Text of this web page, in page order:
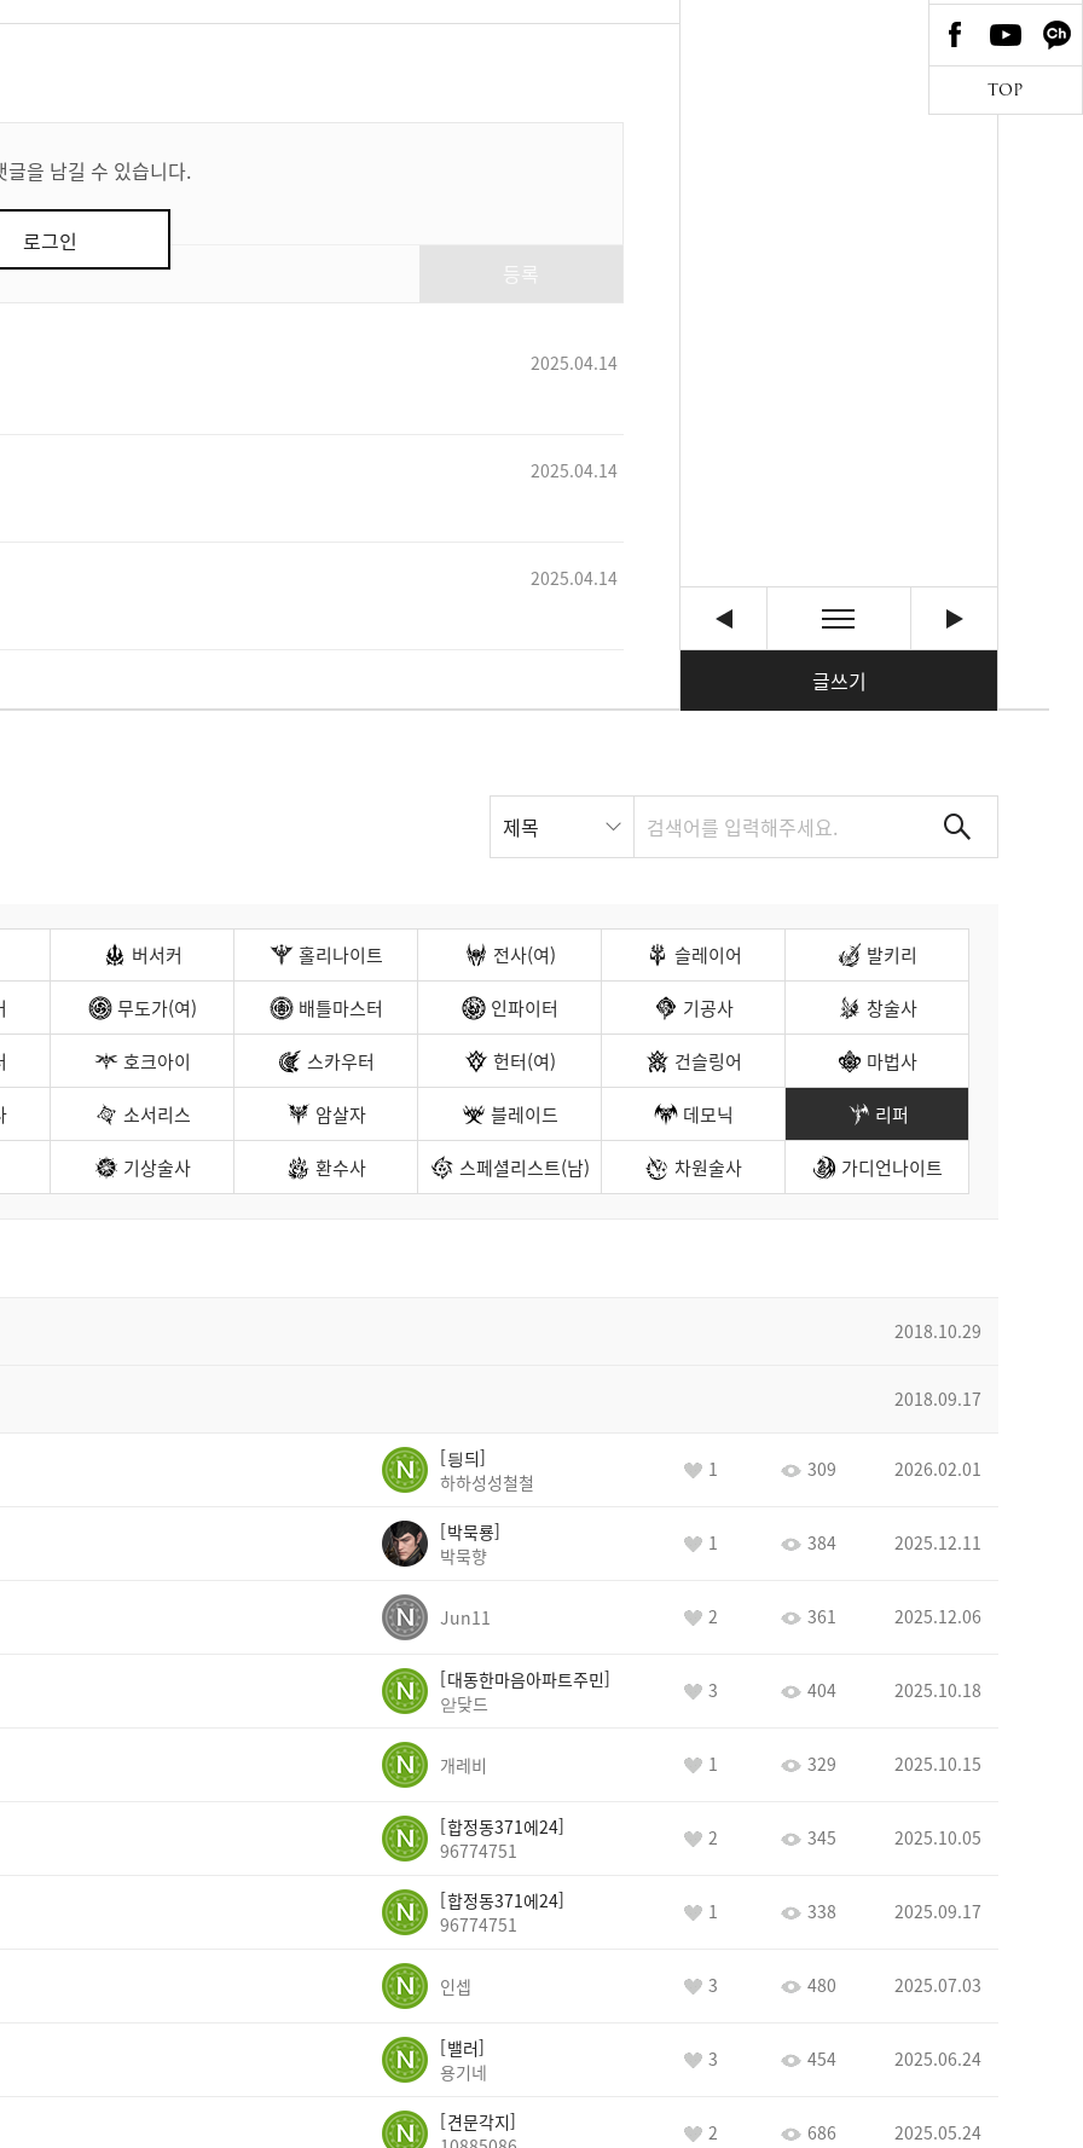
글쓰기
글을 남길 수 있습니다.
로그인
2025.04.14
2025.04.14
2025.04.14
스
트
색
제목
버서커 홀리나이트 전사(여) 슬레이어
발키리
무도가(여) 배틀마스터 인파이터 기공사
창술사
호크아이 스카우터 헌터(여) 건슬링어
마법사
소서리스 암살자 블레이드 데모닉
리퍼
기상술사 환수사 스페셜리스트(남) 차원술사 가디언나이트
2018.10.29
2018.09.17
딍듸
하하성성철철
1 309 2026.02.01
박묵룡
박묵향
1 384 2025.12.11
Jun11 2 361 2025.12.06
대동한마음아파트주민
앋닺드
3 404 2025.10.18
개레비 1 329 2025.10.15
합정동371에24
96774751
2 345 2025.10.05
합정동371에24
96774751
1 338 2025.09.17
인셉 3 480 2025.07.03
밸러
용기네
3 454 2025.06.24
견문각지
2 686 2025.05.24
TOP